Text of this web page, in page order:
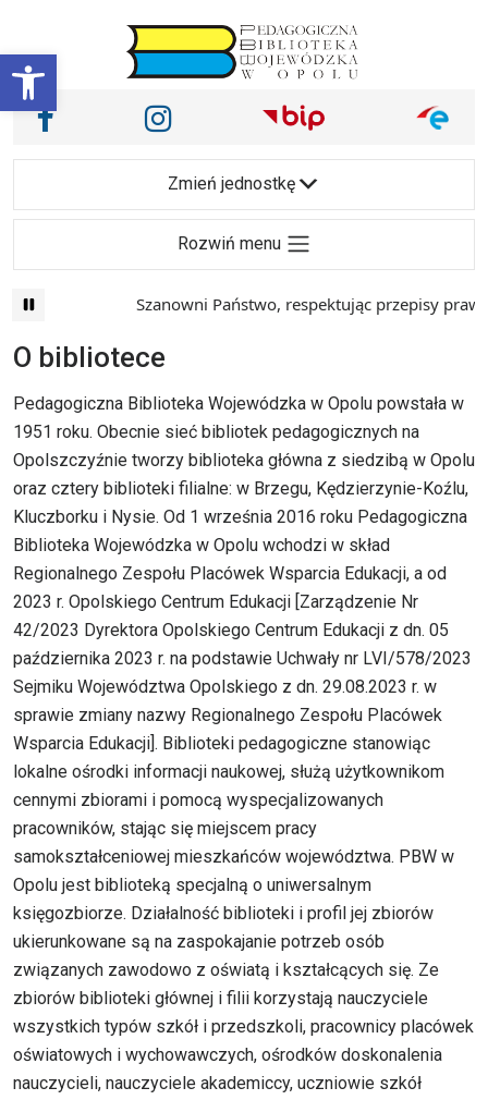
Otwórz pasek narzędzi
Main Navigation
Nasze media społecznościowe i inne
Facebook Instagram
Zmień jednostkę
Rozwiń menu
Szanowni Państwo, respektując przepisy prawa
O bibliotece
Pedagogiczna Biblioteka Wojewódzka w Opolu powstała w
1951 roku. Obecnie sieć bibliotek pedagogicznych na
Opolszczyźnie tworzy biblioteka główna z siedzibą w Opolu
oraz cztery biblioteki filialne: w Brzegu, Kędzierzynie-Koźlu,
Kluczborku i Nysie. Od 1 września 2016 roku Pedagogiczna
Biblioteka Wojewódzka w Opolu wchodzi w skład
Regionalnego Zespołu Placówek Wsparcia Edukacji, a od
2023 r. Opolskiego Centrum Edukacji [Zarządzenie Nr
42/2023 Dyrektora Opolskiego Centrum Edukacji z dn. 05
października 2023 r. na podstawie Uchwały nr LVI/578/2023
Sejmiku Województwa Opolskiego z dn. 29.08.2023 r. w
sprawie zmiany nazwy Regionalnego Zespołu Placówek
Wsparcia Edukacji]. Biblioteki pedagogiczne stanowiąc
lokalne ośrodki informacji naukowej, służą użytkownikom
cennymi zbiorami i pomocą wyspecjalizowanych
pracowników, stając się miejscem pracy
samokształceniowej mieszkańców województwa. PBW w
Opolu jest biblioteką specjalną o uniwersalnym
księgozbiorze. Działalność biblioteki i profil jej zbiorów
ukierunkowane są na zaspokajanie potrzeb osób
związanych zawodowo z oświatą i kształcących się. Ze
zbiorów biblioteki głównej i filii korzystają nauczyciele
wszystkich typów szkół i przedszkoli, pracownicy placówek
oświatowych i wychowawczych, ośrodków doskonalenia
nauczycieli, nauczyciele akademiccy, uczniowie szkół